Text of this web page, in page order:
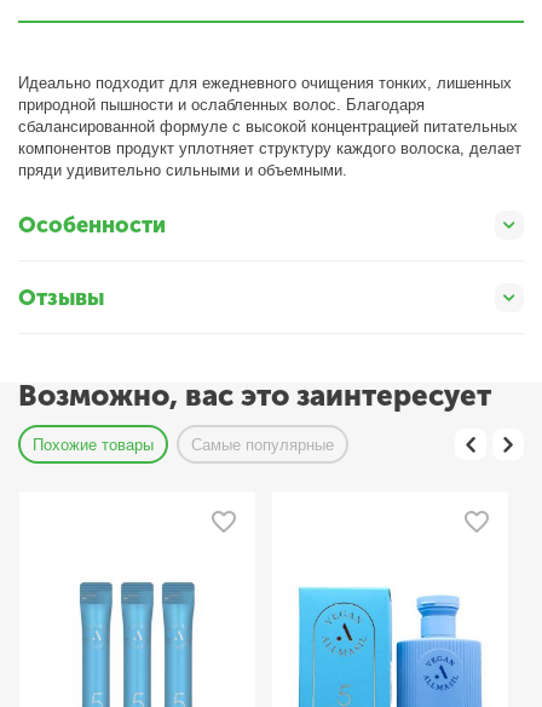
Идеально подходит для ежедневного очищения тонких, лишенных
природной пышности и ослабленных волос. Благодаря
сбалансированной формуле с высокой концентрацией питательных
компонентов продукт уплотняет структуру каждого волоска, делает
пряди удивительно сильными и объемными.
Особенности
Отзывы
Возможно, вас это заинтересует
Похожие товары Самые популярные